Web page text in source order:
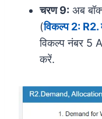
चरण 9: अब
(विकल्प 2:
विकल्प नंबर 5
करें.